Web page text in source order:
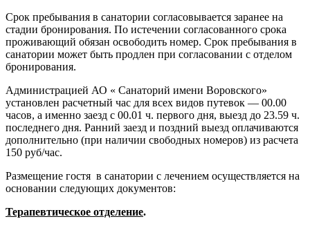
Срок пребывания в санатории согласовывается заранее на
стадии бронирования. По истечении согласованного срока
проживающий обязан освободить номер. Срок пребывания в
санатории может быть продлен при согласовании с отделом
бронирования.
Администрацией АО « Санаторий имени Воровского»
установлен расчетный час для всех видов путевок — 00.00
часов, а именно заезд с 00.01 ч. первого дня, выезд до 23.59 ч.
последнего дня. Ранний заезд и поздний выезд оплачиваются
дополнительно (при наличии свободных номеров) из расчета
150 руб/час.
Размещение гостя в санатории с лечением осуществляется на
основании следующих документов:
Терапевтическое отделение.